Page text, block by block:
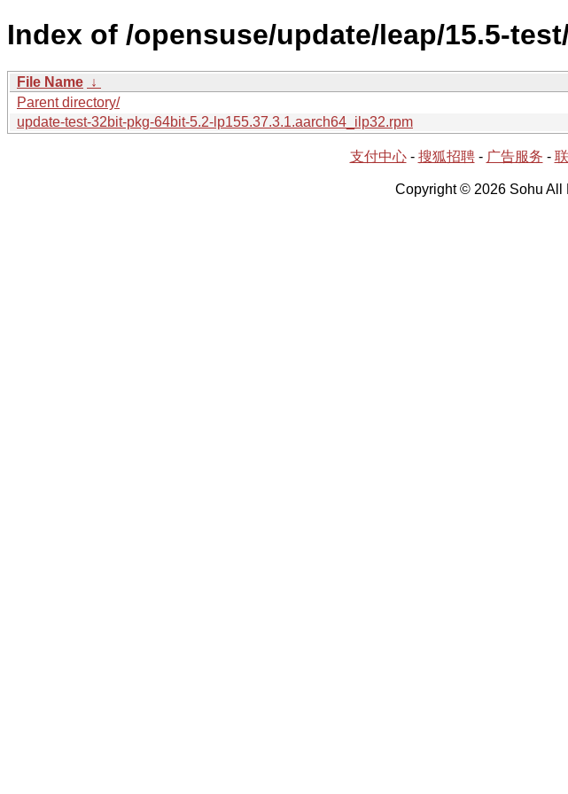
Index of /opensuse/update/leap/15.5-
File Name ↓
Parent directory/
update-test-32bit-pkg-64bit-5.2-lp155.37.3.1.aarch64_ilp32.rpm
支付中心- 搜狐招聘- 广告服务 -
Copyright © 2026 Sohu All